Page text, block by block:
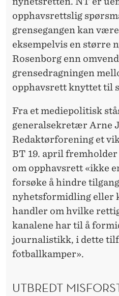
opphavsrettslig
grensegangen kan
eksempelvis en større
Rosenborg enn
grensedragningen
opphavsrett knyttet til
Fra et mediepolitisk
generalsekretær Arne
Redaktørforening et
BT 19. april
om opphavsrett «ikke
forsøke å hindre
nyhetsformidling eller
handler om hvilke
kanalene har til å
journalistikk, i dette
fotballkamper».
UTBREDT